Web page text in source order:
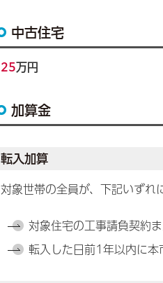
中古住宅
25 万円
加算金
転入加算
対象世帯の全員が、下記いずれ
対象住宅の工事請負契約
転入した日前1年以内に本